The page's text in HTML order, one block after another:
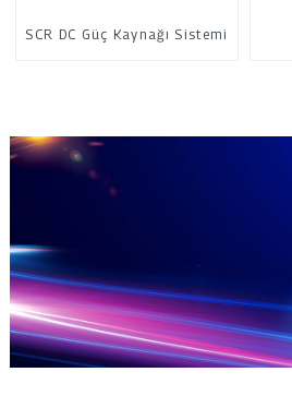
SCR DC Güç Kaynağı Sistemi